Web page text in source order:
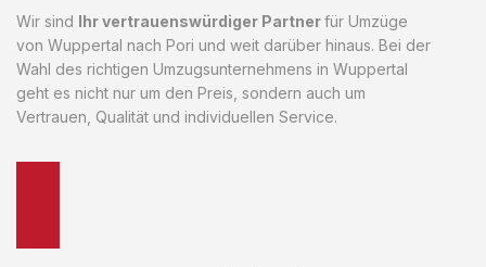
Wir sind Ihr vertrauenswürdiger Partnerfür Umzüge
von Wuppertal nach Pori und weit darüber hinaus. Bei der
Wahl des richtigen Umzugsunternehmens in Wuppertal
geht es nicht nur um den Preis, sondern auch um
Vertrauen, Qualität und individuellen Service.